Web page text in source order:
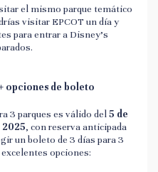
el mismo parque temático
visitar EPCOT un día y
para entrar a Disney's
opciones de boleto
3 parques es válido del5 de
, con reserva anticipada
un boleto de 3 días para 3
opciones: